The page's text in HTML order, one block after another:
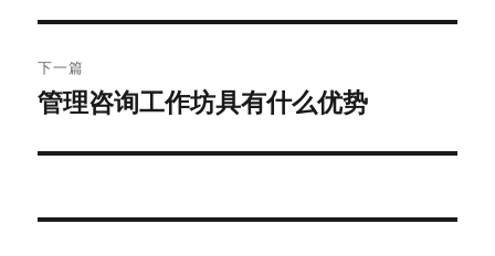
航
章：
下一篇
下
文
管理咨询工作坊具有什么优势